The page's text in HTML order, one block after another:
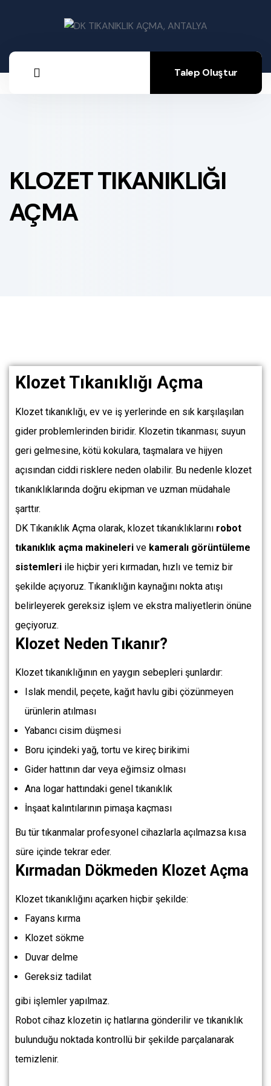
Talep Oluştur
KLOZET TIKANIKLIĞI
AÇMA
Klozet Tıkanıklığı Açma
Klozet tıkanıklığı, ev ve iş yerlerinde en sık karşılaşılan
gider problemlerinden biridir. Klozetin tıkanması; suyun
geri gelmesine, kötü kokulara, taşmalara ve hijyen
açısından ciddi risklere neden olabilir. Bu nedenle klozet
tıkanıklıklarında doğru ekipman ve uzman müdahale
şarttır.
DK Tıkanıklık Açma olarak, klozet tıkanıklıklarını robot
tıkanıklık açma makineleri ve kameralı görüntüleme
sistemleri ile hiçbir yeri kırmadan, hızlı ve temiz bir
şekilde açıyoruz. Tıkanıklığın kaynağını nokta atışı
belirleyerek gereksiz işlem ve ekstra maliyetlerin önüne
geçiyoruz.
Klozet Neden Tıkanır?
Klozet tıkanıklığının en yaygın sebepleri şunlardır:
Islak mendil, peçete, kağıt havlu gibi çözünmeyen
ürünlerin atılması
Yabancı cisim düşmesi
Boru içindeki yağ, tortu ve kireç birikimi
Gider hattının dar veya eğimsiz olması
Ana logar hattındaki genel tıkanıklık
İnşaat kalıntılarının pimaşa kaçması
Bu tür tıkanmalar profesyonel cihazlarla açılmazsa kısa
süre içinde tekrar eder.
Kırmadan Dökmeden Klozet Açma
Klozet tıkanıklığını açarken hiçbir şekilde:
Fayans kırma
Klozet sökme
Duvar delme
Gereksiz tadilat
gibi işlemler yapılmaz.
Robot cihaz klozetin iç hatlarına gönderilir ve tıkanıklık
bulunduğu noktada kontrollü bir şekilde parçalanarak
temizlenir.